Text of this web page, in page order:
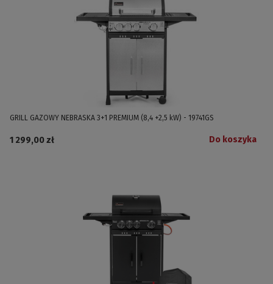
GRILL GAZOWY NEBRASKA 3+1 PREMIUM (8,4 +2,5 kW) - 19741GS
1 299,00 zł Do koszyka